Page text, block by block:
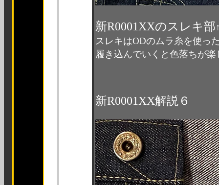
新R0001XXのスレキ部
スレキはODのムラ糸を使っ
履き込んでいくと色落ちが
新R0001XX解説６